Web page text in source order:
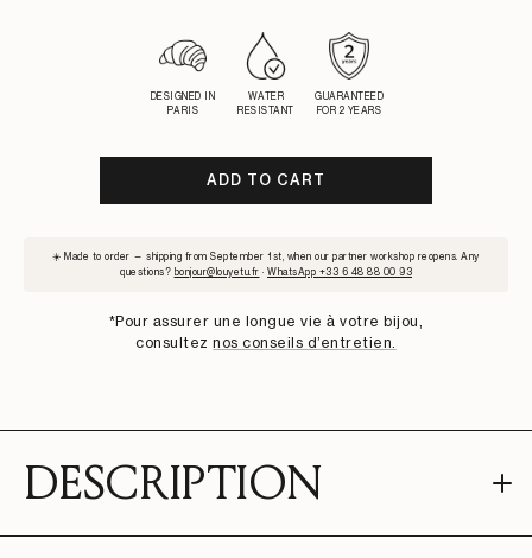
DESIGNED IN
PARIS
WATER
RESISTANT
GUARANTEED
FOR 2 YEARS
ADD TO CART
☀️ Made to order — shipping from September 1st, when our partner workshop reopens. Any
questions? bonjour@louyetu.fr · WhatsApp +33 6 48 88 00 93
*Pour assurer une longue vie à votre bijou,
consulteznos conseils d’entretien.
DESCRIPTION